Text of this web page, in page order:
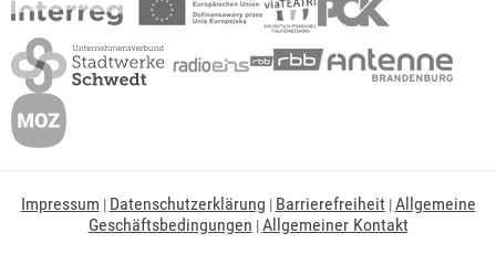
Impressum | Datenschutzerklärung | Barrierefreiheit|Allgemeine
Geschäftsbedingungen |Allgemeiner Kontakt